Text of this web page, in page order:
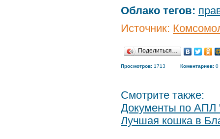
Облако тегов:
Источник:
Поделиться…
Просмотров: 1713 Коментариев: 0
Смотрите также:
Документы по АПЛ
Лучшая кошка в